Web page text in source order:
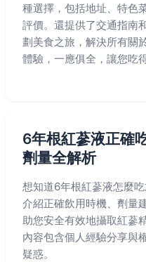
種選擇，包括地址、特色
評價。還提供了交通指南
劃美食之旅，解決所有關
體驗，一應俱全，讓您吃
6年根紅蔘液正確
劑量全解析
想知道6年根紅蔘液怎麼
介紹正確飲用時機、劑量
助您安全有效地攝取紅蔘
內容包含個人經驗分享與
疑惑。